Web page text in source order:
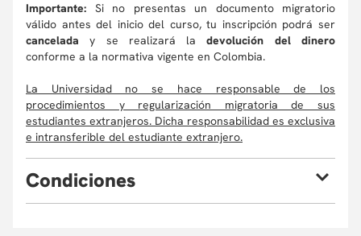
Importante: Si no presentas un documento migratorio
válido antes del inicio del curso, tu inscripción podrá ser
canceladay se realizará ladevolución del dinero
conforme a la normativa vigente en Colombia.
La Universidad no se hace responsable de los
procedimientos y regularización migratoria de sus
estudiantes extranjeros. Dicha responsabilidad es exclusiva
e intransferible del estudiante extranjero.
Condiciones